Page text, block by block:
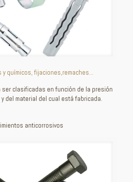
y químicos, fijaciones,remaches…
clasificadas en función de la presión
del material del cual está fabricada.
anticorrosivos